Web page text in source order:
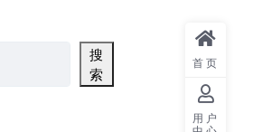
搜
索
首页
用户